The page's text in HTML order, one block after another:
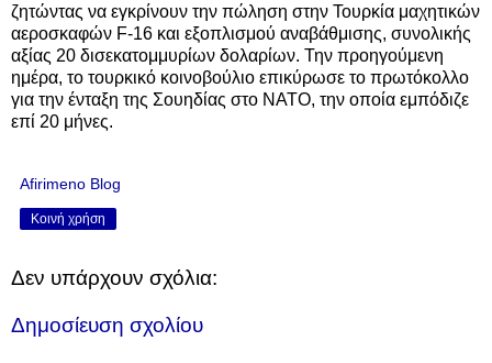
ζητώντας να εγκρίνουν την πώληση στην Τουρκία μαχητικών
αεροσκαφών F-16 και εξοπλισμού αναβάθμισης, συνολικής
αξίας 20 δισεκατομμυρίων δολαρίων. Την προηγούμενη
ημέρα, το τουρκικό κοινοβούλιο επικύρωσε το πρωτόκολλο
για την ένταξη της Σουηδίας στο ΝΑΤΟ, την οποία εμπόδιζε
επί 20 μήνες.
Afirimeno Blog
Κοινή χρήση
Δεν υπάρχουν σχόλια:
Δημοσίευση σχολίου